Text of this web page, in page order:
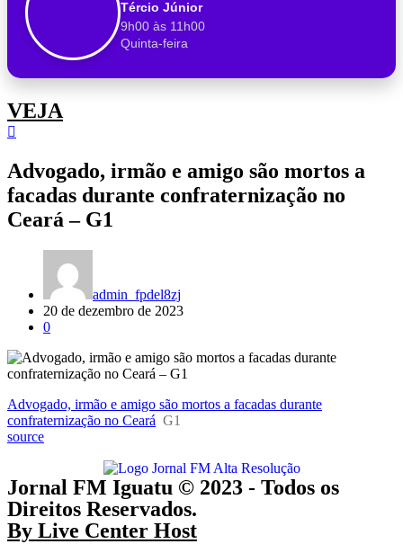
Tércio Júnior
9h00 às 11h00
Quinta-feira
VEJA
Advogado, irmão e amigo são mortos a
facadas durante confraternização no
Ceará – G1
admin_fpdel8zj
20 de dezembro de 2023
0
Advogado, irmão e amigo são mortos a facadas durante
confraternização no Ceará G1
source
Jornal FM Iguatu © 2023 - Todos os
Direitos Reservados.
By Live Center Host